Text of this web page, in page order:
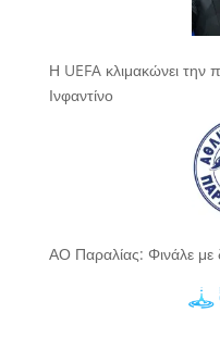
Η UEFA κλιμακώνει την
Ινφαντίνο
ΑΟ Παραλίας: Φινάλε